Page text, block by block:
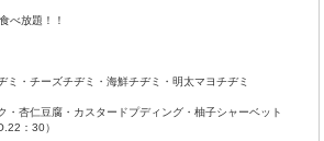
べ放題！！
ミ・チーズチヂミ・海鮮チヂミ・明太マヨチヂミ
・杏仁豆腐・カスタードプディング・柚子シャーベット
：30）